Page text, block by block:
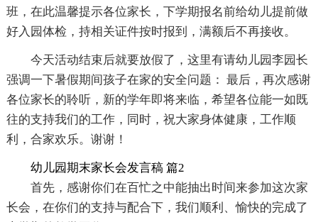
班，在此温馨提示各位家长，下学期报名前给幼儿提前做
好入园体检，持相关证件按时报到，满额后不再接收。
今天活动结束后就要放假了，这里有请幼儿园李园长
强调一下暑假期间孩子在家的安全问题： 最后，再次感谢
各位家长的聆听，新的学年即将来临，希望各位能一如既
往的支持我们的工作，同时，祝大家身体健康，工作顺
利，合家欢乐。谢谢！
幼儿园期末家长会发言稿 篇2
首先，感谢你们在百忙之中能抽出时间来参加这次家
长会，在你们的支持与配合下，我们顺利、愉快的完成了